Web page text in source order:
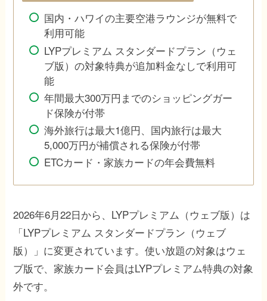
国内・ハワイの主要空港ラウンジが無料で
利用可能
LYPプレミアム スタンダードプラン（ウェ
ブ版）の対象特典が追加料金なしで利用可
能
年間最大300万円までのショッピングガー
ド保険が付帯
海外旅行は最大1億円、国内旅行は最大
5,000万円が補償される保険が付帯
ETCカード・家族カードの年会費無料
2026年6月22日から、LYPプレミアム（ウェブ版）は
「LYPプレミアム スタンダードプラン（ウェブ
版）」に変更されています。使い放題の対象はウェ
ブ版で、家族カード会員はLYPプレミアム特典の対象
外です。